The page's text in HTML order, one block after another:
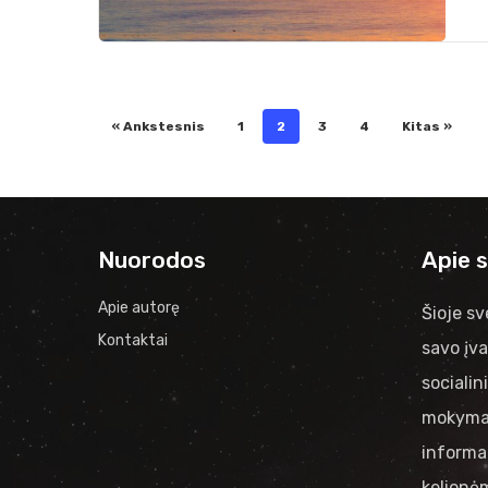
« Ankstesnis 1 2 3 4 Kitas »
Nuorodos
Apie autorę
Kontaktai
Apie
Šioje
savo